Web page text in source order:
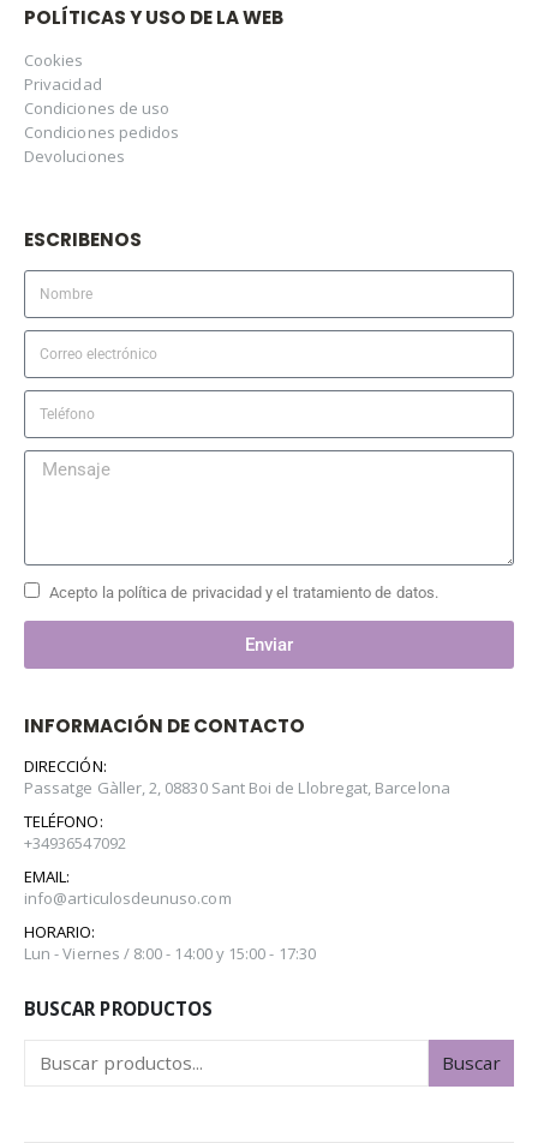
POLÍTICAS Y USO DE LA WEB
Cookies
Privacidad
Condiciones de uso
Condiciones pedidos
Devoluciones
ESCRIBENOS
Acepto la política de privacidad y el tratamiento de datos.
Enviar
INFORMACIÓN DE CONTACTO
DIRECCIÓN:
Passatge Gàller, 2, 08830 Sant Boi de Llobregat, Barcelona
TELÉFONO:
+34936547092
EMAIL:
info@articulosdeunuso.com
HORARIO:
Lun - Viernes / 8:00 - 14:00 y 15:00 - 17:30
BUSCAR PRODUCTOS
Buscar